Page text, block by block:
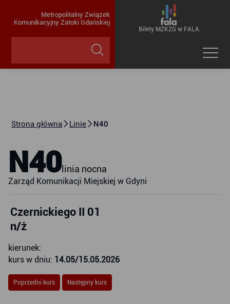
Metropolitalny Związek
Komunikacyjny Zatoki Gdańskiej
Bilety MZKZG w FALA
Strona główna Linie N40
N40linia nocna
Zarząd Komunikacji Miejskiej w Gdyni
Czernickiego II 01
n/ż
kierunek:
kurs w dniu: 14.05/15.05.2026
Poprzedni kurs Następny kurs